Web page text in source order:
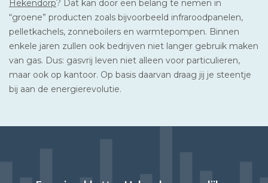
Hekendorp? Dat kan door een belang te nemen in
“groene” producten zoals bijvoorbeeld infraroodpanelen,
pelletkachels, zonneboilers en warmtepompen. Binnen
enkele jaren zullen ook bedrijven niet langer gebruik maken
van gas. Dus: gasvrij leven niet alleen voor particulieren,
maar ook op kantoor. Op basis daarvan draag jij je steentje
bij aan de energierevolutie.